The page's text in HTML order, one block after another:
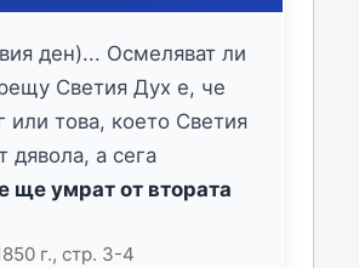
ден)... Осмеляват ли
Светия Дух е, че
или това, което Светия
дявола, а сега
ще умрат от втората
г., стр. 3-4